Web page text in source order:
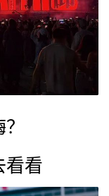
看看